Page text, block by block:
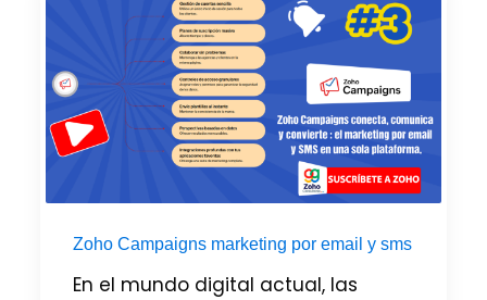
Zoho Campaigns marketing por email y sms
En el mundo digital actual, las